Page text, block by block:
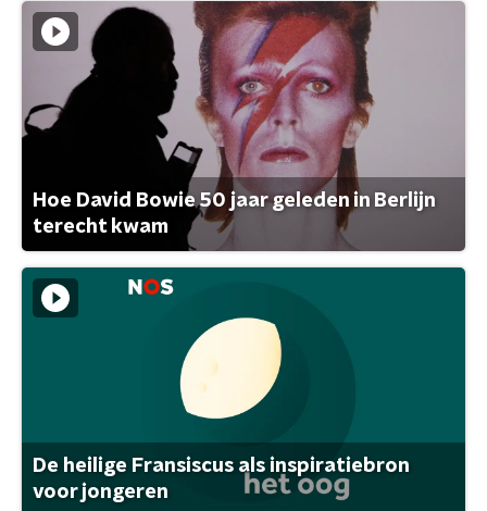
Hoe David Bowie 50 jaar geleden in Berlijn
terecht kwam
De heilige Fransiscus als inspiratiebron
voor jongeren